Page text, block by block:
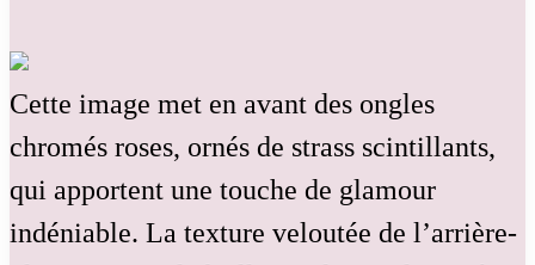
Cette image met en avant des ongles
chromés roses, ornés de strass scintillants,
qui apportent une touche de glamour
indéniable. La texture veloutée de l’arrière-